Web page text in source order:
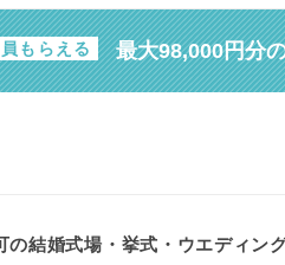
もらえる 最大98,000円分
結婚式場・挙式・ウエディン